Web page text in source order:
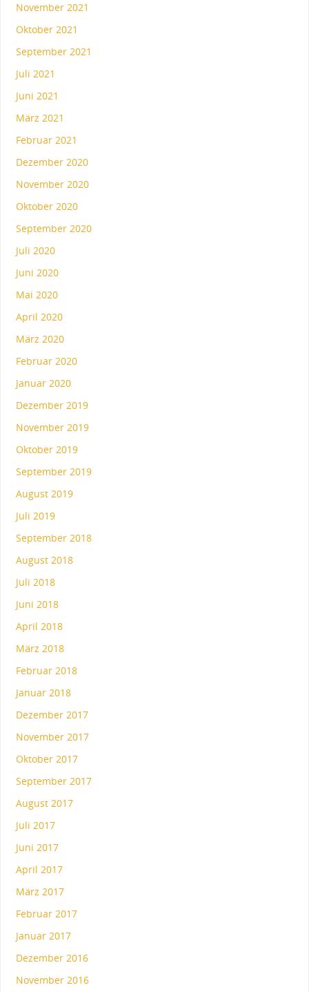
November 2021
Oktober 2021
September 2021
Juli 2021
Juni 2021
März 2021
Februar 2021
Dezember 2020
November 2020
Oktober 2020
September 2020
Juli 2020
Juni 2020
Mai 2020
April 2020
März 2020
Februar 2020
Januar 2020
Dezember 2019
November 2019
Oktober 2019
September 2019
August 2019
Juli 2019
September 2018
August 2018
Juli 2018
Juni 2018
April 2018
März 2018
Februar 2018
Januar 2018
Dezember 2017
November 2017
Oktober 2017
September 2017
August 2017
Juli 2017
Juni 2017
April 2017
März 2017
Februar 2017
Januar 2017
Dezember 2016
November 2016